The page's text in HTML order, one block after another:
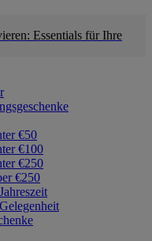
Essentials für Ihre
€50
€100
€250
€250